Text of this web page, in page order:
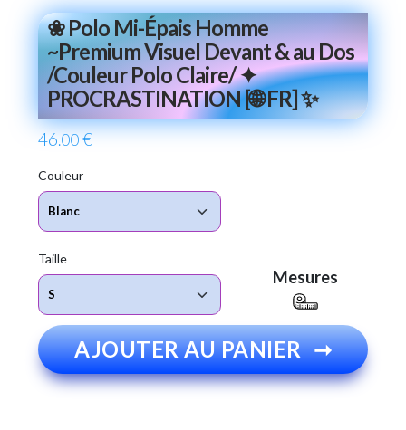
❀ Polo Mi-Épais Homme
~Premium Visuel Devant & au Dos
/Couleur Polo Claire/ ✦
PROCRASTINATION [🌐 FR] ✨
46.00 €
Couleur
Taille
Mesures
AJOUTER AU PANIER ➞